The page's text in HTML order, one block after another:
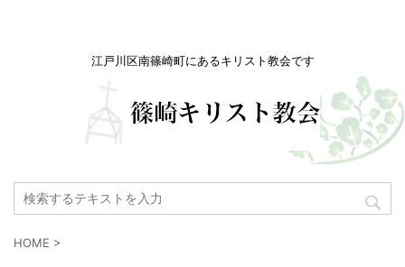
江戸川区南篠崎町にあるキリスト教会です
HOME >